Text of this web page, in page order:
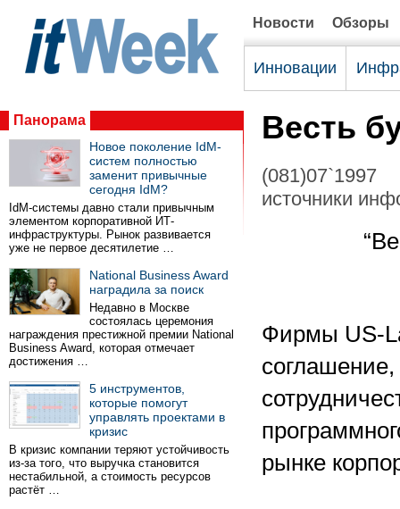
Новости Обзоры
Инновации
Панорама
Новое поколение IdM-
систем полностью
заменит привычные
сегодня IdM?
IdM-системы давно стали привычным
элементом корпоративной ИТ-
инфраструктуры. Рынок развивается
уже не первое десятилетие …
National Business Award
наградила за поиск
Недавно в Москве
состоялась церемония
награждения престижной премии National
Business Award, которая отмечает
достижения …
5 инструментов,
которые помогут
управлять проектами в
кризис
В кризис компании теряют устойчивость
из-за того, что выручка становится
нестабильной, а стоимость ресурсов
растёт …
Весть
(081)07`1997
источники
Фирмы US-
соглашение,
рынке